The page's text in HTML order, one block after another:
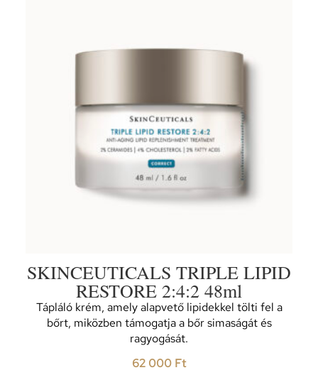
SKINCEUTICALS TRIPLE LIPID
RESTORE 2:4:2 48ml
Tápláló krém, amely alapvető lipidekkel tölti fel a
bőrt, miközben támogatja a bőr simaságát és
ragyogását.
62 000 Ft